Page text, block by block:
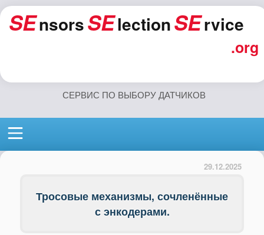
SEnsorsSElectionSErvice
.org
СЕРВИС ПО ВЫБОРУ ДАТЧИКОВ
Тросовые механизмы, сочленённые
с энкодерами.
29.12.2025